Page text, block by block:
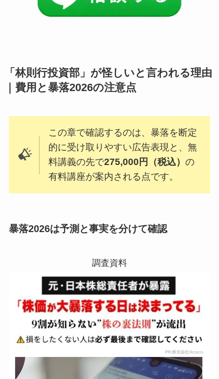
「林則行投資部」が怪しいと言われる理由
｜費用と暴落2026の注意点
この章で確認するのは、暴落を断定
的に受け取りやすい広告表現と、無
料講義の先で275,000円（税込） の
有料講座が案内される点です。
暴落2026は予測と事実を分けて確認